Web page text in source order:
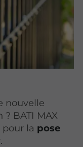
nouvelle
BATI MAX
la pose